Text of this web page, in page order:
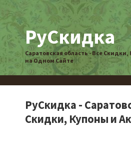
РуСкидка
Саратовская область - Все
на Одном Сайте
РуСкидка -
Скидки, Купоны и